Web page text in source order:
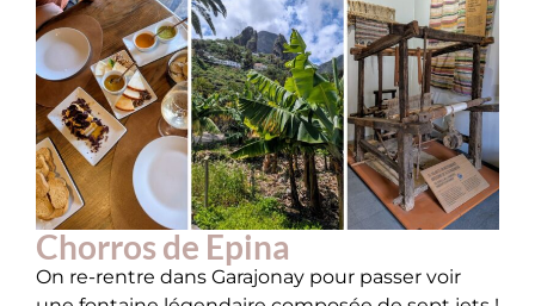
Chorros de Epina
On re-rentre dans Garajonay pour passer voir